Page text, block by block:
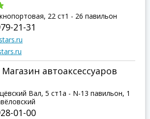
22 ст1 - 26 павильон
21-31
Магазин автоаксессуаров
Вал, 5 ст1а - N-13 павильон, 1
01-00